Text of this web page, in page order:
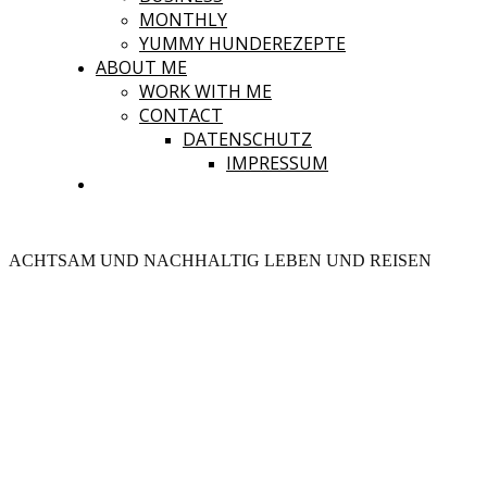
MONTHLY
YUMMY HUNDEREZEPTE
ABOUT ME
WORK WITH ME
CONTACT
DATENSCHUTZ
IMPRESSUM
ACHTSAM UND NACHHALTIG LEBEN UND REISEN